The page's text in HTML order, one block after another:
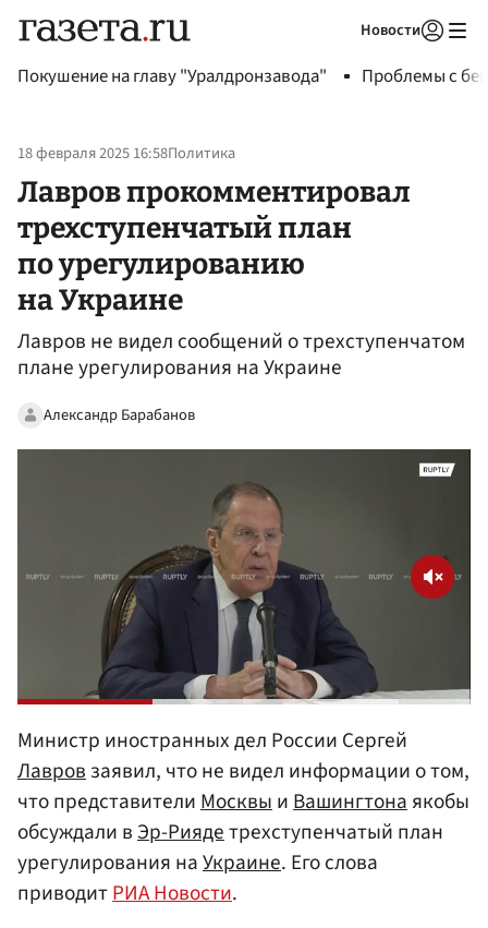
Новости
Покушение на главу "Уралдронзавода" Проблемы с
18 февраля 2025 16:58Политика
Лавров прокомментировал
трехступенчатый план
по урегулированию
на Украине
Лавров не видел сообщений о трехступенчатом
плане урегулирования на Украине
Александр Барабанов
Министр иностранных дел России Сергей
Лавровзаявил, что не видел информации о том,
что представителиМосквыиВашингтонаякобы
обсуждали вЭр-Риядетрехступенчатый план
урегулирования наУкраине. Его слова
приводитРИА Новости.